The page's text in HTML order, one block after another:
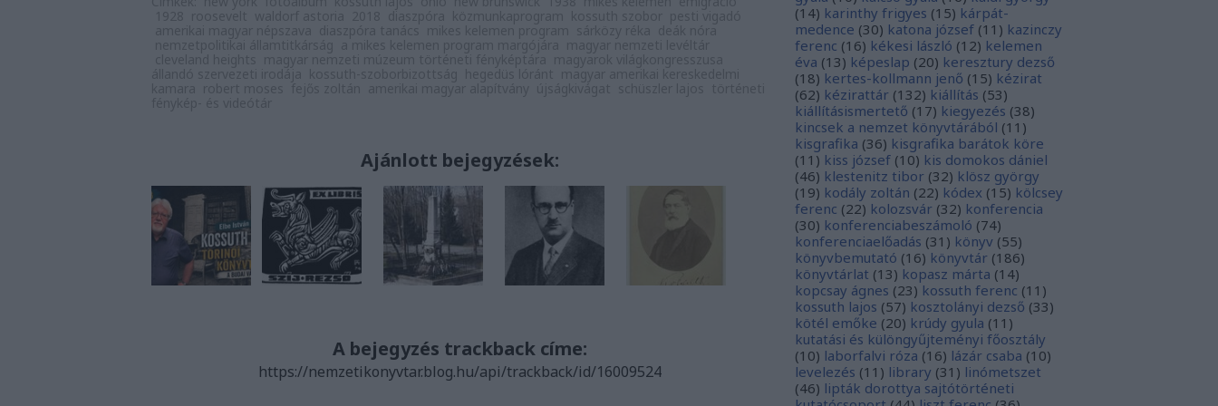
Ajánlott bejegyzések:
A bejegyzés trackback címe:
https://nemzetikonyvtar.blog.hu/api/trackback/id/16009524
(14) karinthy frigyes (15) kárpát-
medence (30) katona józsef (11 ) kazinczy
ferenc (16) kékesi lászló (12) kelemen
éva (13) képeslap (20) keresztury dezső
(18) kertes-kollmann jenő (15) kézirat
(62) kézirattár (132) kiállítás (53)
kiállításismertető (17) kiegyezés (38)
kincsek a nemzet könyvtárából (11 )
kisgrafika (36) kisgrafika barátok köre
(11 ) kiss józsef (10) kis domokos dániel
(46) klestenitz tibor (32) klösz györgy
(19) kodály zoltán (22) kódex (15) kölcsey
ferenc (22) kolozsvár (32) konferencia
(30) konferenciabeszámoló (74)
konferenciaelőadás (31 ) könyv (55)
könyvbemutató (16) könyvtár (186)
könyvtárlat (13) kopasz márta (14)
kopcsay ágnes (23) kossuth ferenc (11 )
kossuth lajos (57) kosztolányi dezső (33)
kötél emőke (20) krúdy gyula (11 )
kutatási és különgyűjteményi főosztály
(10) laborfalvi róza (16) lázár csaba (10)
levelezés (11 ) library (31 ) linómetszet
(46) lipták dorottya sajtótörténeti